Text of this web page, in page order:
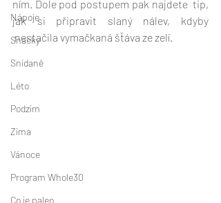
Nápoje
Snacky
Snídaně
Léto
Podzim
Zima
Vánoce
Program Whole30
Co je paleo
ním. Dole pod postupem pak najdete  tip,
jak si připravit slaný nálev, kdyby
nestačila vymačkaná šťáva ze zelí.